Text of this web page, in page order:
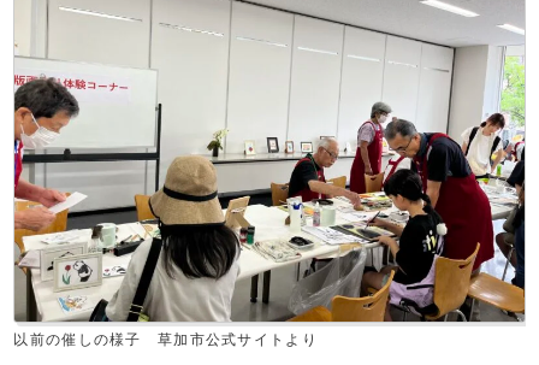
以前の催しの様子 草加市公式サイトより